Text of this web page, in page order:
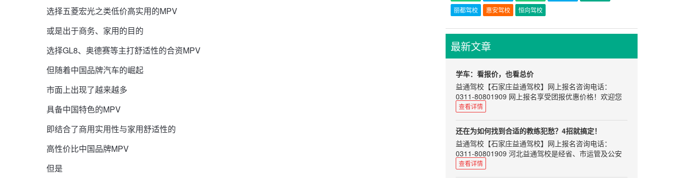
选择五菱宏光之类低价高实用的MPV
或是出于商务、家用的目的
选择GL8、奥德赛等主打舒适性的合资MPV
但随着中国品牌汽车的崛起
市面上出现了越来越多
具备中国特色的MPV
即结合了商用实用性与家用舒适性的
高性价比中国品牌MPV
但是
丽都驾校
惠安驾校 恒向驾校
最新文章
学车：看报价，也看总价
益通驾校 【石家庄益通驾校】网上报名咨询电话：
0311-80801909 网上报名享受团报优惠价格！欢迎您
来河北益通驾校学车！训练场地教学科目齐全，统一按
部分地区存在这样的现象：可能当地的平均费用是
5000，但是有的驾校报价却在4000左右徘徊。撇开其
所在驾校可能比较偏，场地、人工成本比较低外，有没
有可能存在恶意竞争的情况。即：为了先圈学员进来，
然后再以“接送费”、“插队费”等各种名目来征收其中的
查看详情
还在为如何找到合适的教练犯愁？4招就搞定！
益通驾校 【石家庄益通驾校】网上报名咨询电话：
0311-80801909 河北益通驾校是经省、市运管及公安
交通部门正式批准的培训与考场为一体的标准化驾校。
查看详情